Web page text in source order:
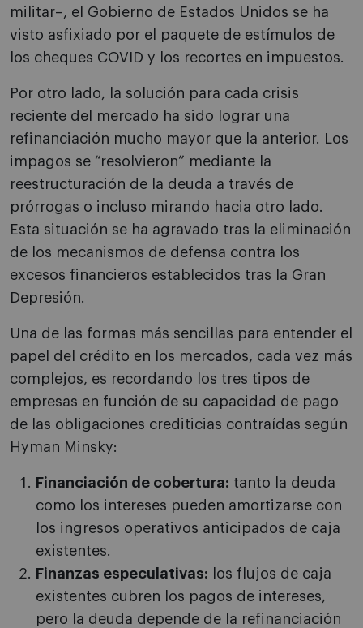
militar–, el Gobierno de Estados Unidos se ha
visto asfixiado por el paquete de estímulos de
los cheques COVID y los recortes en impuestos.
Por otro lado, la solución para cada crisis
reciente del mercado ha sido lograr una
refinanciación mucho mayor que la anterior. Los
impagos se “resolvieron” mediante la
reestructuración de la deuda a través de
prórrogas o incluso mirando hacia otro lado.
Esta situación se ha agravado tras la eliminación
de los mecanismos de defensa contra los
excesos financieros establecidos tras la Gran
Depresión.
Una de las formas más sencillas para entender el
papel del crédito en los mercados, cada vez más
complejos, es recordando los tres tipos de
empresas en función de su capacidad de pago
de las obligaciones crediticias contraídas según
Hyman Minsky:
Financiación de cobertura: tanto la deuda
como los intereses pueden amortizarse con
los ingresos operativos anticipados de caja
existentes.
Finanzas especulativas: los flujos de caja
existentes cubren los pagos de intereses,
pero la deuda depende de la refinanciación